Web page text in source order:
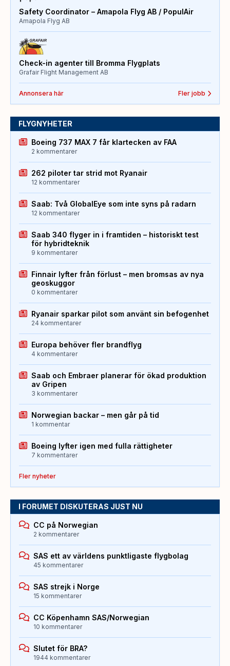
Safety Coordinator – Amapola Flyg AB / PopulAir
Amapola Flyg AB
Check-in agenter till Bromma Flygplats
Grafair Flight Management AB
Annonsera här Fler jobb
FLYGNYHETER
Boeing 737 MAX 7 får klartecken av FAA
2 kommentarer
262 piloter tar strid mot Ryanair
12 kommentarer
Saab: Två GlobalEye som inte syns på radarn
12 kommentarer
Saab 340 flyger in i framtiden – historiskt test
för hybridteknik
9 kommentarer
Finnair lyfter från förlust – men bromsas av nya
geoskuggor
0 kommentarer
Ryanair sparkar pilot som använt sin befogenhet
24 kommentarer
Europa behöver fler brandflyg
4 kommentarer
Saab och Embraer planerar för ökad produktion
av Gripen
3 kommentarer
Norwegian backar – men går på tid
1 kommentar
Boeing lyfter igen med fulla rättigheter
7 kommentarer
Fler nyheter
I FORUMET DISKUTERAS JUST NU
CC på Norwegian
2 kommentarer
SAS ett av världens punktligaste flygbolag
45 kommentarer
SAS strejk i Norge
15 kommentarer
CC Köpenhamn SAS/Norwegian
10 kommentarer
Slutet för BRA?
1944 kommentarer